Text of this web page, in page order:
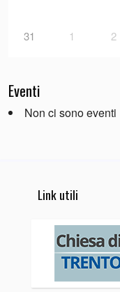
31 1 2
Eventi
Non ci sono eventi
Link utili